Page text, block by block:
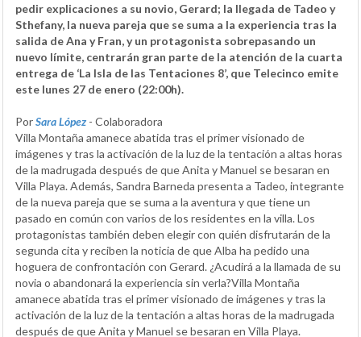
pedir explicaciones a su novio, Gerard; la llegada de Tadeo y
Sthefany, la nueva pareja que se suma a la experiencia tras la
salida de Ana y Fran, y un protagonista sobrepasando un
nuevo límite, centrarán gran parte de la atención de la cuarta
entrega de ‘La Isla de las Tentaciones 8’, que Telecinco emite
este lunes 27 de enero (22:00h).
PorSara López - Colaboradora
Villa Montaña amanece abatida tras el primer visionado de
imágenes y tras la activación de la luz de la tentación a altas horas
de la madrugada después de que Anita y Manuel se besaran en
Villa Playa. Además, Sandra Barneda presenta a Tadeo, integrante
de la nueva pareja que se suma a la aventura y que tiene un
pasado en común con varios de los residentes en la villa. Los
protagonistas también deben elegir con quién disfrutarán de la
segunda cita y reciben la noticia de que Alba ha pedido una
hoguera de confrontación con Gerard. ¿Acudirá a la llamada de su
novia o abandonará la experiencia sin verla?Villa Montaña
amanece abatida tras el primer visionado de imágenes y tras la
activación de la luz de la tentación a altas horas de la madrugada
después de que Anita y Manuel se besaran en Villa Playa.